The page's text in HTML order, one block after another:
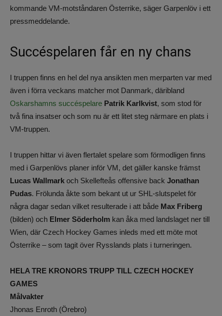
kommande VM-motståndaren Österrike, säger Garpenlöv i ett
pressmeddelande.
Succéspelaren får en ny chans
I truppen finns en hel del nya ansikten men merparten var med
även i förra veckans matcher mot Danmark, däribland
Oskarshamns succéspelare Patrik Karlkvist, som stod för
två fina insatser och som nu är ett litet steg närmare en plats i
VM-truppen.
I truppen hittar vi även flertalet spelare som förmodligen finns
med i Garpenlövs planer inför VM, det gäller kanske främst
Lucas Wallmark och Skellefteås offensive back Jonathan
Pudas. Frölunda åkte som bekant ut ur SHL-slutspelet för
några dagar sedan vilket resulterade i att både Max Friberg
(bilden) och Elmer Söderholm kan åka med landslaget ner till
Wien, där Czech Hockey Games inleds med ett möte mot
Österrike – som tagit över Rysslands plats i turneringen.
HELA TRE KRONORS TRUPP TILL CZECH HOCKEY
GAMES
Målvakter
Jhonas Enroth (Örebro)